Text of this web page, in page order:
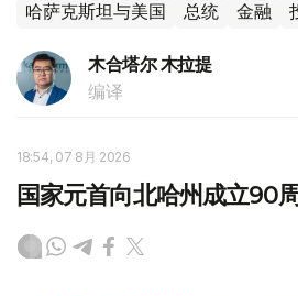
哈萨克斯坦与美国 总统 金融
木合塔尔 木拉提
编译
18:54, 07 8月 2026
国家元首向北哈州成立90